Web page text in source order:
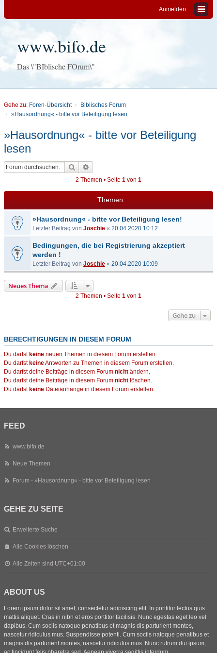
Anmelden
www.bifo.de
Das \"BIblische FOrum\"
Gehe zu: Foren-Übersicht
Biblisches Forum
»Hausordnung« - bitte vor Beteiligung lesen
»Hausordnung« - bitte vor Beteiligung
lesen
Suche
2 Themen • Seite 1 von 1
Themen
»Hausordnung« - bitte vor Beteiligung lesen!
Letzter Beitrag von Joschie « 20.04.2020 10:12
Bedingungen, die bei Registrierung akzeptiert
werden !
Letzter Beitrag von Joschie « 20.04.2020 10:09
Neues Thema
2 Themen • Seite 1 von 1
Gehe zu
BERECHTIGUNGEN IN DIESEM FORUM
Du darfst keine neuen Themen in diesem Forum erstellen.
Du darfst keineAntworten zu Themen in diesem Forum erstellen.
Du darfst deine Beiträge in diesem Forum nicht ändern.
Du darfst deine Beiträge in diesem Forum nicht löschen.
Du darfst keine Dateianhänge in diesem Forum erstellen.
FEED
www.bifo.de
Neue Themen
Forum - »Hausordnung« - bitte vor Beteiligung lesen
GEHE ZU SEITE
Erweiterte Suche
Alle Cookies löschen
Alle Zeiten sind UTC+01:00
ABOUT US
Lorem ipsum dolor sit amet, consectetur adipiscing elit. In porttitor lectus quis
mattis aliquet. Cras in nibh et eros porttitor facilisis. Nunc egestas eget leo vel
dapibus. Cum sociis natoque penatibus et magnis dis parturient montes,
nascetur ridiculus mus. Suspendisse potenti. Cum sociis natoque penatibus et
magnis dis parturient montes, nascetur ridiculus mus. Nunc rutrum dui ipsum,